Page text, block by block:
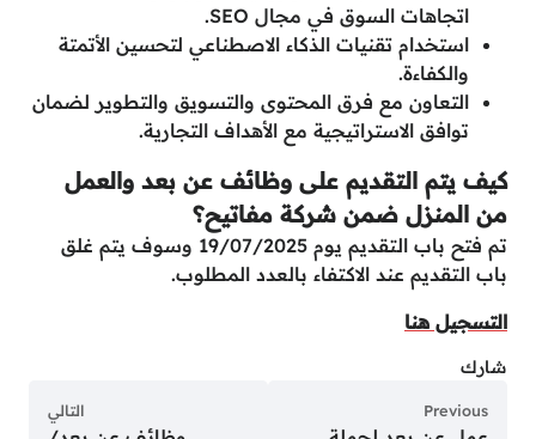
اتجاهات السوق في مجال SEO.
استخدام تقنيات الذكاء الاصطناعي لتحسين الأتمتة
والكفاءة.
التعاون مع فرق المحتوى والتسويق والتطوير لضمان
توافق الاستراتيجية مع الأهداف التجارية.
كيف يتم التقديم على وظائف عن بعد والعمل
من المنزل ضمن شركة مفاتيح؟
تم فتح باب التقديم يوم 19/07/2025 وسوف يتم غلق
باب التقديم عند الاكتفاء بالعدد المطلوب.
التسجيل هنا
شارك
Previous التالي